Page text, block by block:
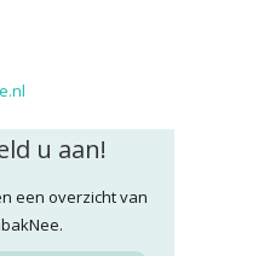
u aan!
een overzicht van